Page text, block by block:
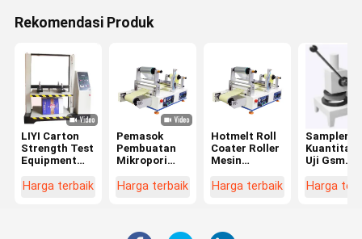
Rekomendasi Produk
LIYI Carton
Strength Test
Equipment
Kompresi
Harga terbaik
Pemasok
Pembuatan
Mikropori
Perekat
Harga terbaik
Hotmelt Roll
Coater Roller
Mesin
Kain Panas
Harga terbaik
Sampler
Uji Gsm
Manual
Harga